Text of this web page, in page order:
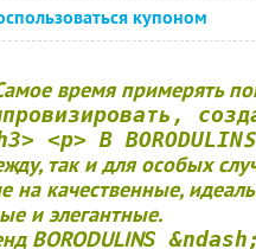
купоном
время примерять
<p> В BORODULIN
так и для особых
на качественные,
и элегантные.
BORODULINS